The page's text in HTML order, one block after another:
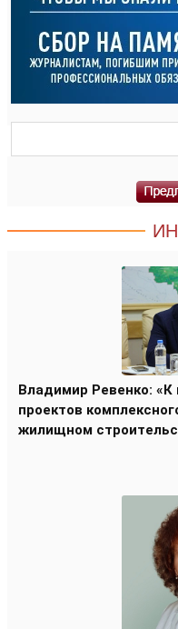
Владимир Ревенко: «К
проектов
жилищном